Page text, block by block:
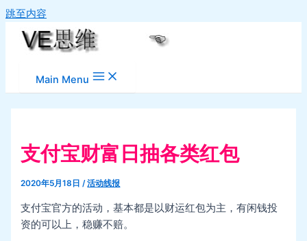
跳至内容
Main Menu
支付宝财富日抽各类红包
2020年5月18日/活动线报
支付宝官方的活动，基本都是以财运红包为主，有闲钱投
资的可以上，稳赚不赔。